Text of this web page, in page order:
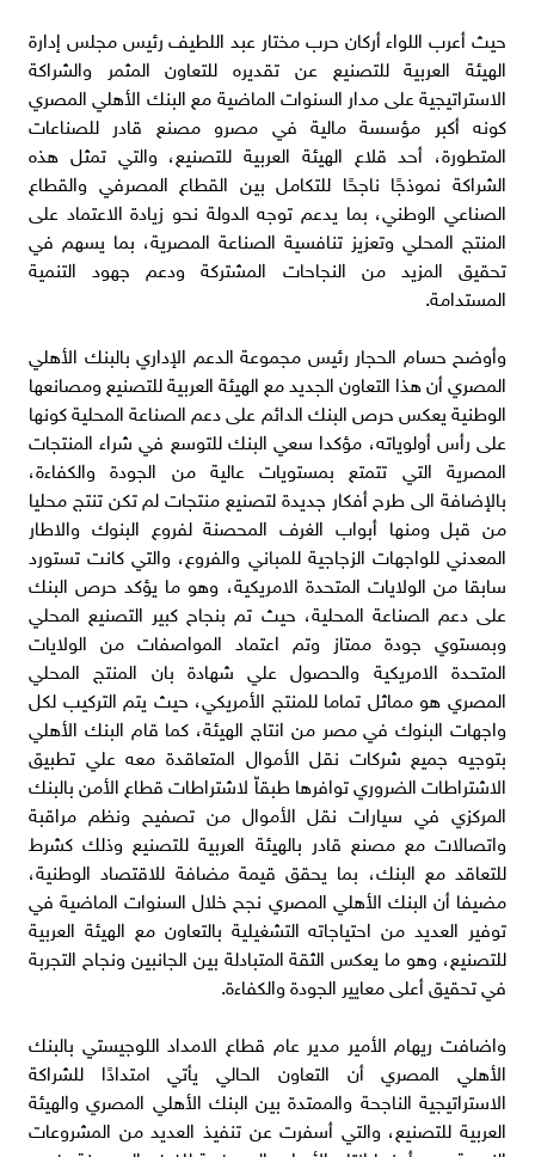
حيث أعرب اللواء أركان حرب مختار عبد اللطيف رئيس مجلس إدارة
الهيئة العربية للتصنيع عن تقديره للتعاون المثمر والشراكة
الاستراتيجية على مدار السنوات الماضية مع البنك الأهلي المصري
كونه أكبر مؤسسة مالية في مصرو مصنع قادر للصناعات
المتطورة، أحد قلاع الهيئة العربية للتصنيع، والتي تمثل هذه
الشراكة نموذجًا ناجحًا للتكامل بين القطاع المصرفي والقطاع
الصناعي الوطني، بما يدعم توجه الدولة نحو زيادة الاعتماد على
المنتج المحلي وتعزيز تنافسية الصناعة المصرية، بما يسهم في
تحقيق المزيد من النجاحات المشتركة ودعم جهود التنمية
المستدامة.
وأوضح حسام الحجار رئيس مجموعة الدعم الإداري بالبنك الأهلي
المصري أن هذا التعاون الجديد مع الهيئة العربية للتصنيع ومصانعها
الوطنية يعكس حرص البنك الدائم على دعم الصناعة المحلية كونها
على رأس أولوياته، مؤكدا سعي البنك للتوسع في شراء المنتجات
المصرية التي تتمتع بمستويات عالية من الجودة والكفاءة،
بالإضافة الى طرح أفكار جديدة لتصنيع منتجات لم تكن تنتج محليا
من قبل ومنها أبواب الغرف المحصنة لفروع البنوك والاطار
المعدني للواجهات الزجاجية للمباني والفروع، والتي كانت تستورد
سابقا من الولايات المتحدة الامريكية، وهو ما يؤكد حرص البنك
على دعم الصناعة المحلية، حيث تم بنجاح كبير التصنيع المحلي
وبمستوي جودة ممتاز وتم اعتماد المواصفات من الولايات
المتحدة الامريكية والحصول علي شهادة بان المنتج المحلي
المصري هو مماثل تماما للمنتج الأمريكي، حيث يتم التركيب لكل
واجهات البنوك في مصر من انتاج الهيئة، كما قام البنك الأهلي
بتوجيه جميع شركات نقل الأموال المتعاقدة معه علي تطبيق
الاشتراطات الضروري توافرها طبقاّ لاشتراطات قطاع الأمن بالبنك
المركزي في سيارات نقل الأموال من تصفيح ونظم مراقبة
واتصالات مع مصنع قادر بالهيئة العربية للتصنيع وذلك كشرط
للتعاقد مع البنك، بما يحقق قيمة مضافة للاقتصاد الوطنية،
مضيفا أن البنك الأهلي المصري نجح خلال السنوات الماضية في
توفير العديد من احتياجاته التشغيلية بالتعاون مع الهيئة العربية
للتصنيع، وهو ما يعكس الثقة المتبادلة بين الجانبين ونجاح التجربة
في تحقيق أعلى معايير الجودة والكفاءة.
واضافت ريهام الأمير مدير عام قطاع الامداد اللوجيستي بالبنك
الأهلي المصري أن التعاون الحالي يأتي امتدادًا للشراكة
الاستراتيجية الناجحة والممتدة بين البنك الأهلي المصري والهيئة
العربية للتصنيع، والتي أسفرت عن تنفيذ العديد من المشروعات